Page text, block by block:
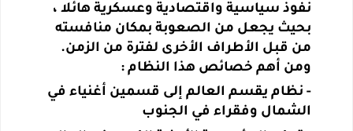
نفوذ سياسية واقتصادية وعسكرية هائلا ،
بحيث يجعل من الصعوبة بمكان منافسته
من قبل الأطراف الأخرى لفترة من الزمن.
ومن أهم خصائص هذا النظام :
- نظام يقسم العالم إلى قسمين أغنياء في
الشمال وفقراء في الجنوب